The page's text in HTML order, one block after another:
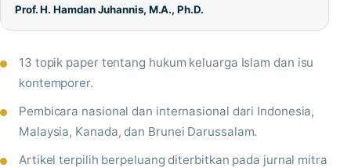
Prof. H. Hamdan Juhannis, M.A., Ph.D.
13 topik paper tentang hukum keluarga Islam dan isu
kontemporer.
Pembicara nasional dan internasional dari Indonesia,
Malaysia, Kanada, dan Brunei Darussalam.
Artikel terpilih berpeluang diterbitkan pada jurnal mitra